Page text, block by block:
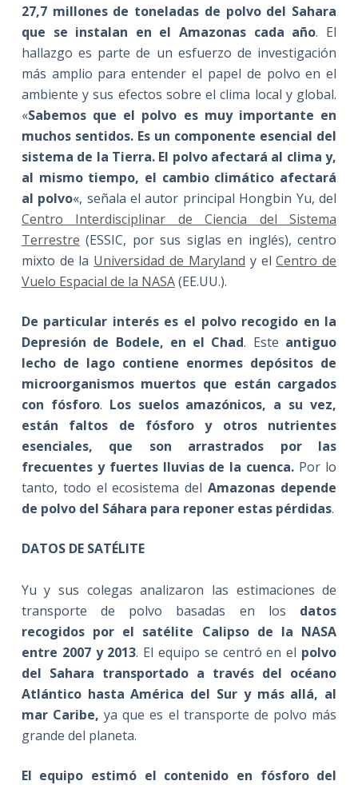
27,7 millones de toneladas de polvo del Sahara
que se instalan en el Amazonas cada año. El
hallazgo es parte de un esfuerzo de investigación
más amplio para entender el papel de polvo en el
ambiente y sus efectos sobre el clima local y global.
«Sabemos que el polvo es muy importante en
muchos sentidos. Es un componente esencial del
sistema de la Tierra. El polvo afectará al clima y,
al mismo tiempo, el cambio climático afectará
al polvo«, señala el autor principal Hongbin Yu, del
Centro Interdisciplinar de Ciencia del Sistema
Terrestre (ESSIC, por sus siglas en inglés), centro
mixto de la Universidad de Maryland y elCentro de
Vuelo Espacial de la NASA(EE.UU.).
De particular interés es el polvo recogido en la
Depresión de Bodele, en el Chad. Este antiguo
lecho de lago contiene enormes depósitos de
microorganismos muertos que están cargados
con fósforo. Los suelos amazónicos, a su vez,
están faltos de fósforo y otros nutrientes
esenciales, que son arrastrados por las
frecuentes y fuertes lluvias de la cuenca. Por lo
tanto, todo el ecosistema delAmazonas depende
de polvo del Sáhara para reponer estas pérdidas.
DATOS DE SATÉLITE
Yu y sus colegas analizaron las estimaciones de
transporte de polvo basadas en los datos
recogidos por el satélite Calipso de la NASA
entre 2007 y 2013. El equipo se centró en el polvo
del Sahara transportado a través del océano
Atlántico hasta América del Sur y más allá, al
mar Caribe, ya que es el transporte de polvo más
grande del planeta.
El equipo estimó el contenido en fósforo del